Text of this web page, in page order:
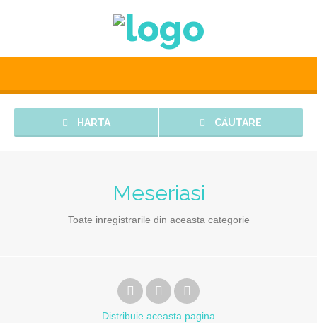
HARTA CĂUTARE
Meseriasi
Toate inregistrarile din aceasta categorie
Distribuie aceasta pagina